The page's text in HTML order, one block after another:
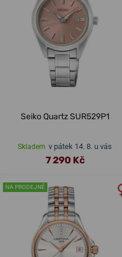
Seiko Quartz SUR529P1
Skladem v pátek 14. 8. u vás
7 290 Kč
NA PRODEJNĚ